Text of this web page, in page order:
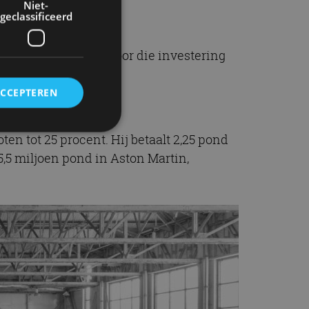
Aston Martin. Voor die investering
tot 25 procent. Hij betaalt 2,25 pond
miljoen pond in Aston Martin,
Niet-
geclassificeerd
om
van de bezoeker
van de
van